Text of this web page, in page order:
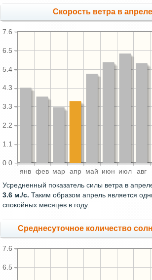
Скорость ветра в
янв фев мар апр май июн июл авг
0.0
1.1
2.2
3.3
4.3
5.4
6.5
7.6
Усредненный показатель силы ветра в
3.6 м./с. Таким образом апрель является
спокойных месяцев в году.
Среднесуточное количество
6.5
7.6